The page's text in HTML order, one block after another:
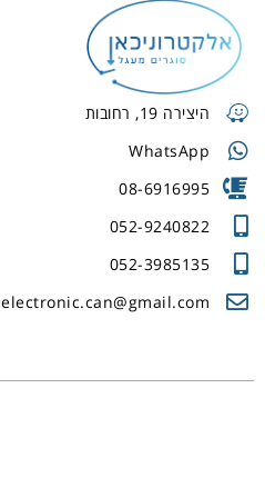
היצירה 19, רחובות
WhatsApp
08-6916995
052-9240822
052-3985135
electronic.can@gmail.com